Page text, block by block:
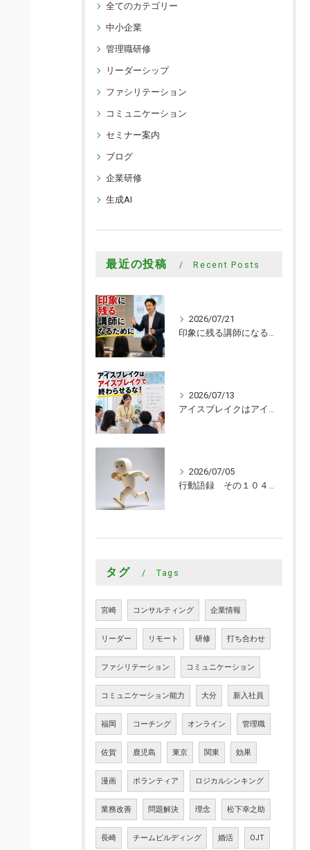
全てのカテゴリー
中小企業
管理職研修
リーダーシップ
ファシリテーション
コミュニケーション
セミナー案内
ブログ
企業研修
生成AI
最近の投稿 Recent Posts
2026/07/21
印象に残る講師になるために
2026/07/13
アイスブレイクはアイスブレイクで終わらせるな！
2026/07/05
行動語録 その１０４０ 行動あるのみ！
タグ Tags
宮崎 コンサルティング 企業情報
リーダー リモート 研修 打ち合わせ
ファシリテーション コミュニケーション
コミュニケーション能力 大分 新入社員
福岡 コーチング オンライン 管理職
佐賀 鹿児島 東京 関東 効果
漫画 ボランティア ロジカルシンキング
業務改善 問題解決 理念 松下幸之助
長崎 チームビルディング 婚活 OJT